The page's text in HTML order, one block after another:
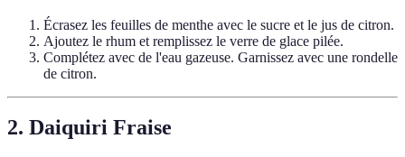
Écrasez les feuilles de menthe avec le sucre et le jus de citron.
Ajoutez le rhum et remplissez le verre de glace pilée.
Complétez avec de l'eau gazeuse. Garnissez avec une rondelle
de citron.
2. Daiquiri Fraise